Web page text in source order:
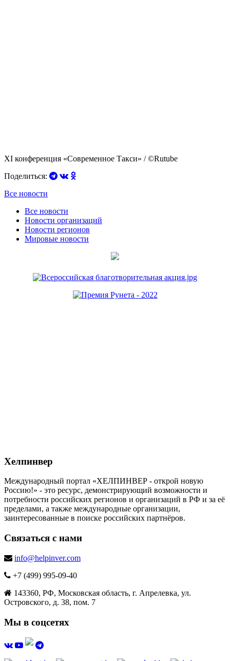
XI конференция «Современное Такси» / ©Rutube
Поделиться:
Все новости
Все новости
Новости организаций
Новости регионов
Мировые новости
Хелпинвер
Международный портал «ХЕЛПИНВЕР - открой новую
Россию!» - это ресурс, демонстрирующий возможности и
потребности российских регионов и организаций в РФ и за её
пределами, а также международные организации,
заинтересованные в поиске российских партнёров.
Связаться с нами
info@helpinver.com
+7 (499) 995-09-40
143360, РФ, Московская область, г. Апрелевка, ул.
Островского, д. 38, пом. 7
Мы в соцсетях